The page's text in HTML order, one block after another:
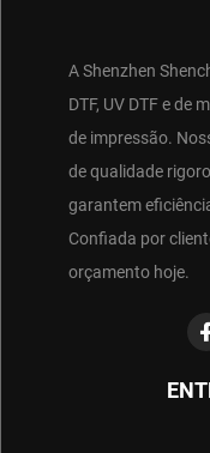
A Shenzhen
DTF, UV DTF e de
de impressão.
de qualidade
garantem
Confiada por
orçamento hoje.